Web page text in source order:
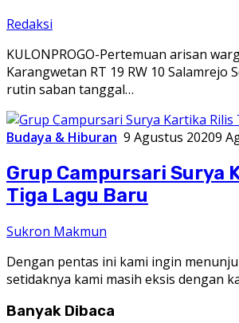
Redaksi
KULONPROGO-Pertemuan arisan
Karangwetan RT 19 RW 10 Salamrejo
rutin saban tanggal…
Budaya & Hiburan 9 Agustus 20209
Grup Campursari Surya
Tiga Lagu Baru
Sukron Makmun
Dengan pentas ini kami ingin
setidaknya kami masih eksis dengan
Banyak Dibaca